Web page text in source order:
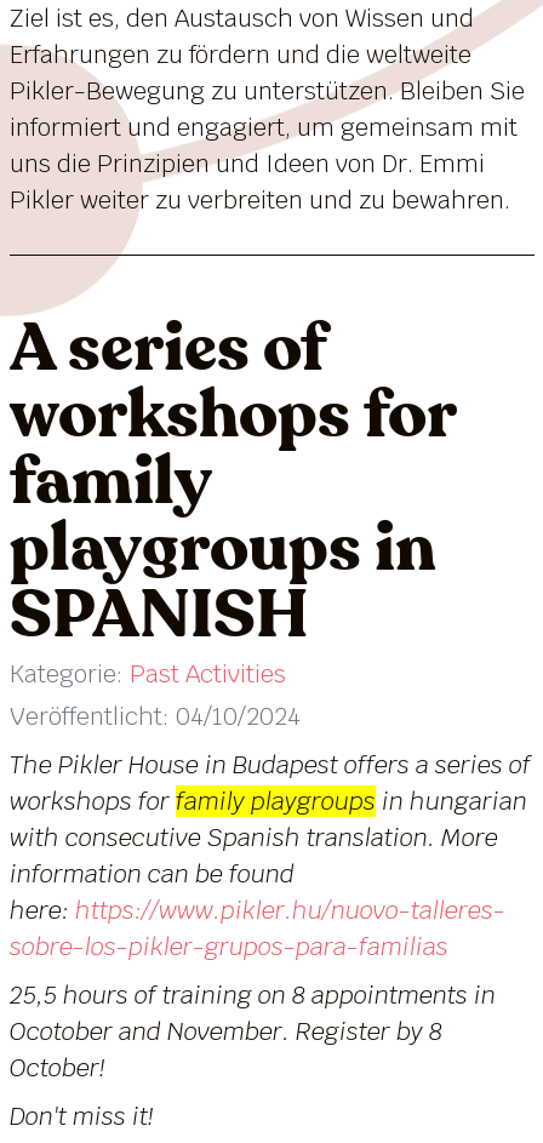
Ziel ist es, den Austausch von Wissen und
Erfahrungen zu fördern und die weltweite
Pikler-Bewegung zu unterstützen. Bleiben Sie
informiert und engagiert, um gemeinsam mit
uns die Prinzipien und Ideen von Dr. Emmi
Pikler weiter zu verbreiten und zu bewahren.
A series of
workshops for
family
playgroups in
SPANISH
Kategorie: Past Activities
Veröffentlicht: 04/10/2024
The Pikler House in Budapest offers a series of
workshops forfamily playgroups in hungarian
with consecutive Spanish translation. More
information can be found
here: https://www.pikler.hu/nuovo-talleres-
sobre-los-pikler-grupos-para-familias
25,5 hours of training on 8 appointments in
Ocotober and November. Register by 8
October!
Don't miss it!